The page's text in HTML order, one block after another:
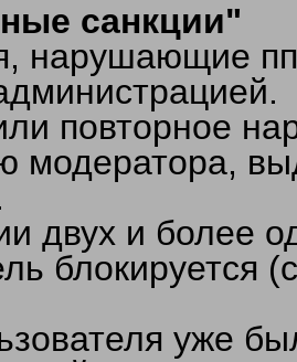
санкции"
нарушающие
повторное
модератора,
двух и более
блокируется
уже